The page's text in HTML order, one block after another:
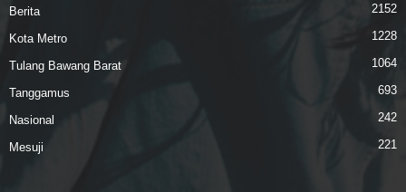
Berita 2152
Kota Metro 1228
Tulang Bawang Barat 1064
Tanggamus 693
Nasional 242
Mesuji 221